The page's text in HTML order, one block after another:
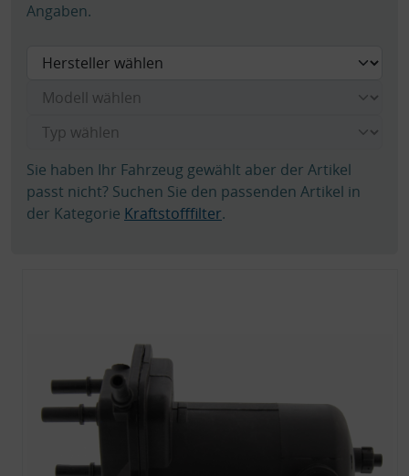
Angaben.
Sie haben Ihr Fahrzeug gewählt aber der Artikel
passt nicht? Suchen Sie den passenden Artikel in
der Kategorie Kraftstofffilter.